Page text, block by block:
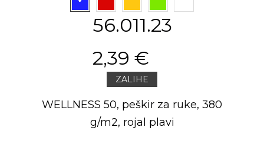
56.011.23
2,39 €
ZALIHE
WELLNESS 50, peškir za ruke, 380
g/m2, rojal plavi